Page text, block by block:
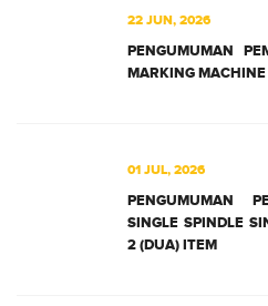
22 JUN, 2026
PENGUMUMAN
MARKING
01 JUL, 2026
PENGUMUMAN
SINGLE SPINDLE
2 (DUA) ITEM